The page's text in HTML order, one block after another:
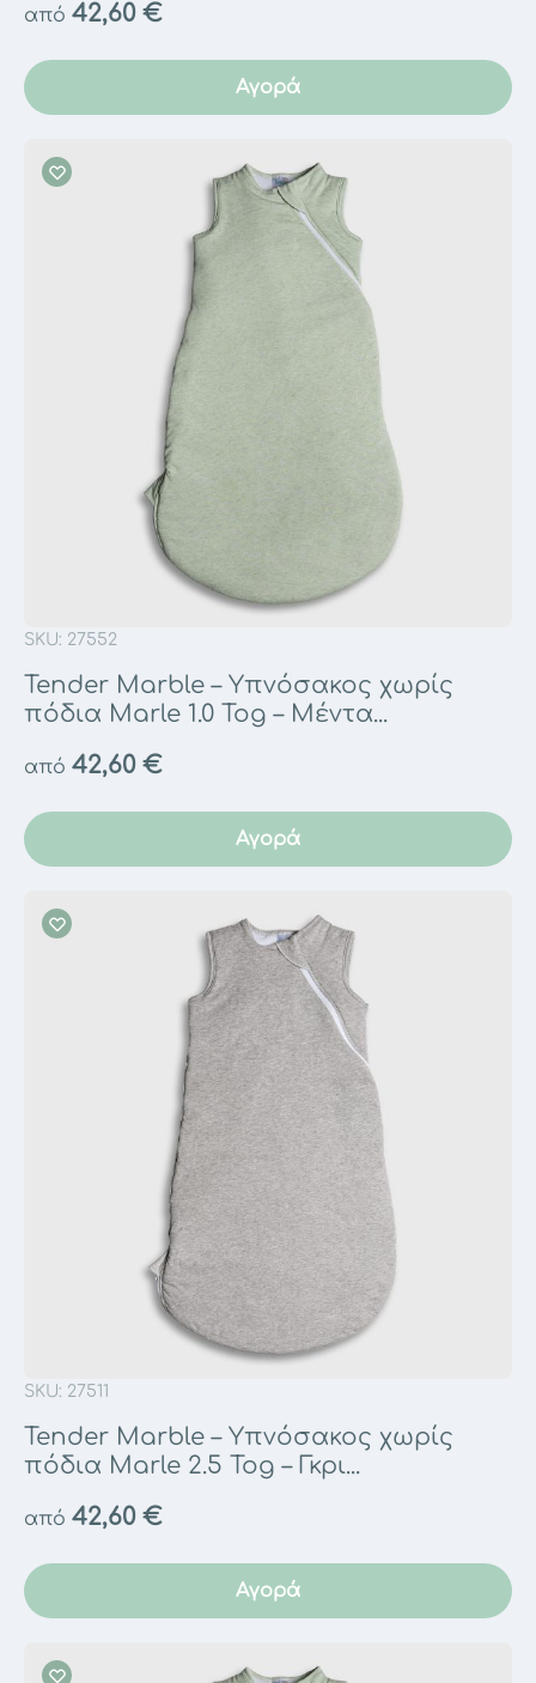
από 42,60 €
Αγορά
SKU: 27552
Tender Marble – Υπνόσακος χωρίς
πόδια Marle 1.0 Tog – Μέντα...
από 42,60 €
Αγορά
SKU: 27511
Tender Marble – Υπνόσακος χωρίς
πόδια Marle 2.5 Tog – Γκρι...
από 42,60 €
Αγορά